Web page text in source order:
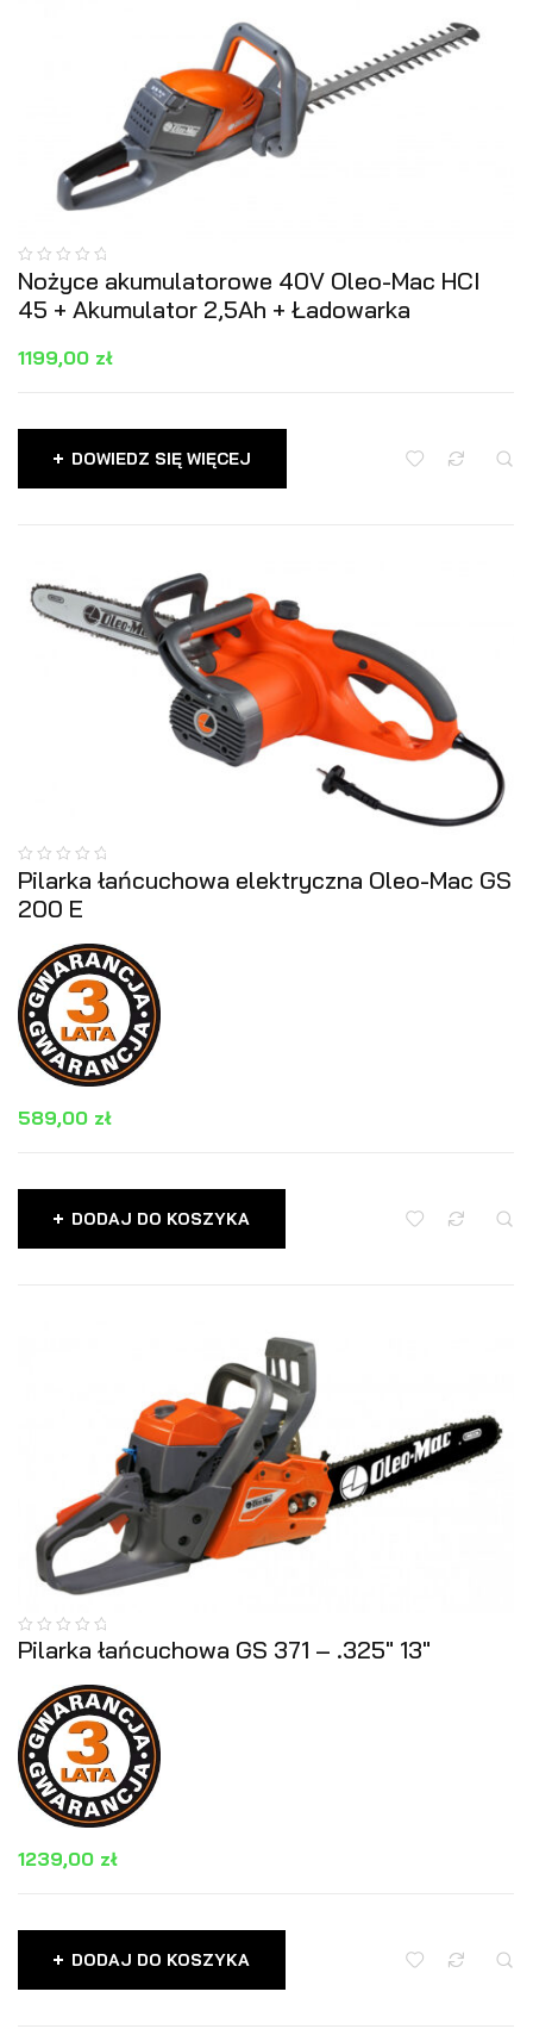
Nożyce akumulatorowe 40V Oleo-Mac HCI
45 + Akumulator 2,5Ah + Ładowarka
1199,00 zł
DOWIEDZ SIĘ WIĘCEJ
Pilarka łańcuchowa elektryczna Oleo-Mac GS
200 E
589,00 zł
DODAJ DO KOSZYKA
Pilarka łańcuchowa GS 371 – .325″ 13″
1239,00 zł
DODAJ DO KOSZYKA